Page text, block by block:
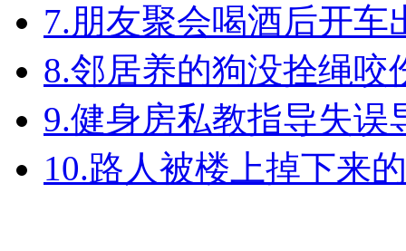
7.朋友聚会喝酒后开
8.邻居养的狗没拴绳
9.健身房私教指导失
10.路人被楼上掉下来